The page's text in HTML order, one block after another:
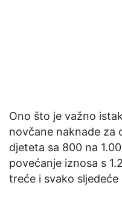
Ono što je važno
novčane naknade za
djeteta sa 800 na
povećanje iznosa s
treće i svako sljedeće